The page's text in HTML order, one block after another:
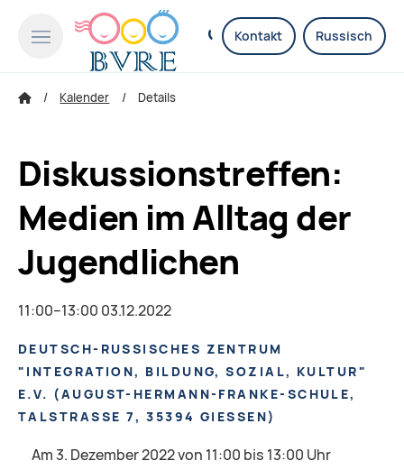
Kontakt Russisch
Kalender Details
Diskussionstreffen:
Medien im Alltag der
Jugendlichen
11:00–13:00 03.12.2022
DEUTSCH-RUSSISCHES ZENTRUM
"INTEGRATION, BILDUNG, SOZIAL, KULTUR"
E.V. (AUGUST-HERMANN-FRANKE-SCHULE,
TALSTRASSE 7, 35394 GIESSEN
)
Am 3. Dezember 2022 von 11:00 bis 13:00 Uhr